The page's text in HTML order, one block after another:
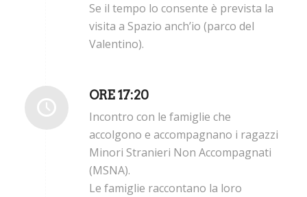
Se il tempo lo consente è prevista la
visita a Spazio anch’io (parco del
Valentino).
ORE 17:20
Incontro con le famiglie che
accolgono e accompagnano i ragazzi
Minori Stranieri Non Accompagnati
(MSNA).
Le famiglie raccontano la loro